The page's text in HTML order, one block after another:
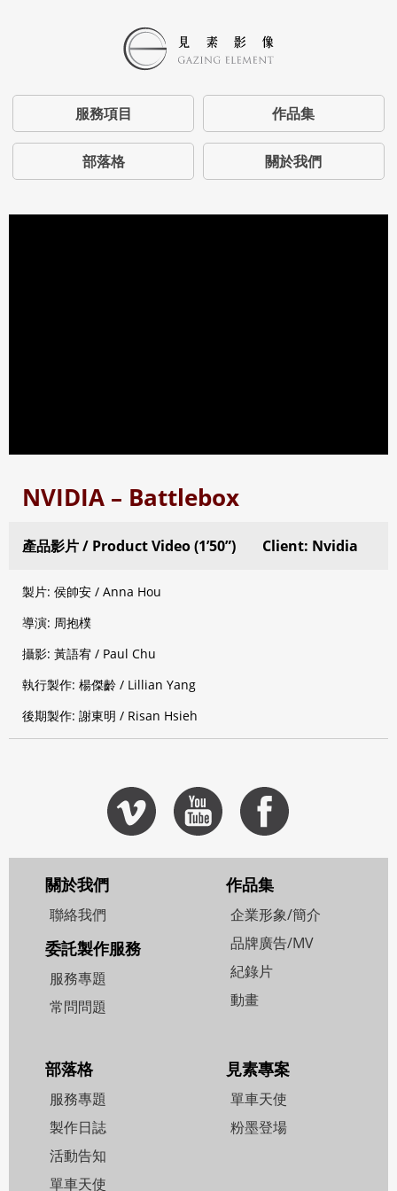
服務項目 作品集
部落格 關於我們
NVIDIA – Battlebox
產品影片 / Product Video (1’50”) Client: Nvidia
製片: 侯帥安 / Anna Hou
導演: 周抱樸
攝影: 黃語宥 / Paul Chu
執行製作: 楊傑齡 / Lillian Yang
後期製作: 謝東明 / Risan Hsieh
關於我們
聯絡我們
委託製作服務
服務專題
常問問題
作品集
企業形象/簡介
品牌廣告/MV
紀錄片
動畫
部落格
服務專題
製作日誌
活動告知
單車天使
見素專案
單車天使
粉墨登場